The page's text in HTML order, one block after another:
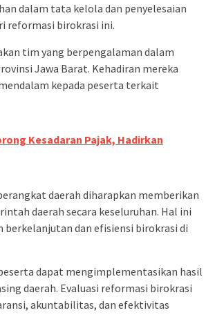
dalam tata kelola dan penyelesaian
reformasi birokrasi ini.
tim yang berpengalaman dalam
Jawa Barat. Kehadiran mereka
kepada peserta terkait
Kesadaran Pajak, Hadirkan
daerah diharapkan memberikan
daerah secara keseluruhan. Hal ini
dan efisiensi birokrasi di
dapat mengimplementasikan hasil
daerah. Evaluasi reformasi birokrasi
akuntabilitas, dan efektivitas